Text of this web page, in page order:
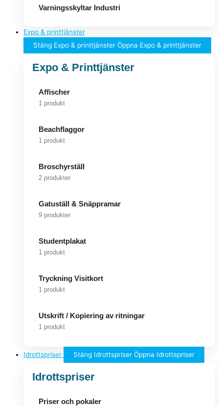
Varningsskyltar Industri
Expo & printtjänster
Stäng Expo & printtjänster Öppna Expo & printtjänster
Expo & Printtjänster
Affischer
1 produkt
Beachflaggor
1 produkt
Broschyrställ
2 produkter
Gatuställ & Snäppramar
9 produkter
Studentplakat
1 produkt
Tryckning Visitkort
1 produkt
Utskrift / Kopiering av ritningar
1 produkt
Idrottspriser Stäng Idrottspriser Öppna Idrottspriser
Idrottspriser
Priser och pokaler